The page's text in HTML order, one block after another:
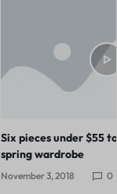
Six pieces under $55
spring wardrobe
November 3, 2018 0